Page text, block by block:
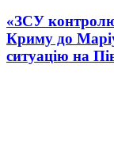
«ЗСУ
Криму до
ситуацію на